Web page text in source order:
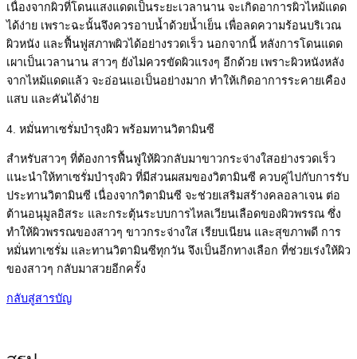
เนื่องจากผิวที่โดนแสงแดดเป็นระยะเวลานาน จะเกิดอาการผิวไหม้แดด
ได้ง่าย เพราะฉะนั้นจึงควรอาบน้ำด้วยน้ำเย็น เพื่อลดความร้อนบริเวณ
ผิวหนัง และฟื้นฟูสภาพผิวได้อย่างรวดเร็ว นอกจากนี้ หลังการโดนแดด
เผาเป็นเวลานาน สาวๆ ยังไม่ควรขัดผิวแรงๆ อีกด้วย เพราะผิวหนังหลัง
จากไหม้แดดแล้ว จะอ่อนแอเป็นอย่างมาก ทำให้เกิดอาการระคายเคือง
แสบ และคันได้ง่าย
4. หมั่นทาเซรั่มบำรุงผิว พร้อมทานวิตามินซี
สำหรับสาวๆ ที่ต้องการฟื้นฟูให้ผิวกลับมาขาวกระจ่างใสอย่างรวดเร็ว
แนะนำให้ทาเซรั่มบำรุงผิว ที่มีส่วนผสมของวิตามินซี ควบคู่ไปกับการรับ
ประทานวิตามินซี เนื่องจากวิตามินซี จะช่วยเสริมสร้างคลอลาเจน ต่อ
ต้านอนุมูลอิสระ และกระตุ้นระบบการไหลเวียนเลือดของผิวพรรณ ซึ่ง
ทำให้ผิวพรรณของสาวๆ ขาวกระจ่างใส เรียบเนียน และสุขภาพดี การ
หมั่นทาเซรั่ม และทานวิตามินซีทุกวัน จึงเป็นอีกทางเลือก ที่ช่วยเร่งให้ผิว
ของสาวๆ กลับมาสวยอีกครั้ง
กลับสู่สารบัญ